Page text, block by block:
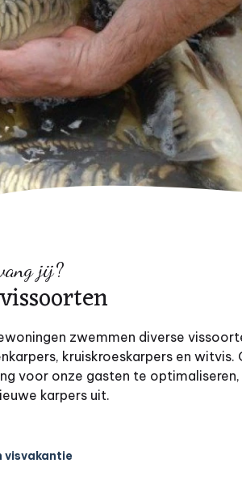
jij?
zwemmen diverse
kruiskroeskarpers en witvis.
voor onze gasten te
karpers uit.
visvakantie